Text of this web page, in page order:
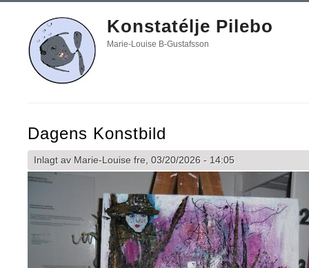
Konstatélje Pilebo
Marie-Louise B-Gustafsson
Dagens Konstbild
Inlagt av Marie-Louise fre, 03/20/2026 - 14:05